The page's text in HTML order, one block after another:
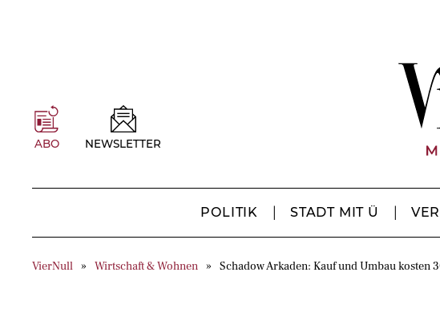
ABO NEWSLETTER
POLITIK STADT MIT Ü
VierNull Wirtschaft & Wohnen Schadow Arkaden: Kauf und Umbau kosten